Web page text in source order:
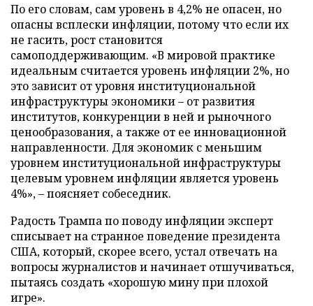
По его словам, сам уровень в 4,2% не опасен, но
опасны всплески инфляции, потому что если их
не гасить, рост становится
самоподдерживающим. «В мировой практике
идеальным считается уровень инфляции 2%, но
это зависит от уровня институциональной
инфраструктуры экономики – от развития
институтов, конкуренции в ней и рыночного
ценообразования, а также от ее инновационной
направленности. Для экономик с меньшим
уровнем институциональной инфраструктуры
целевым уровнем инфляции является уровень
4%», – поясняет собеседник.
Радость Трампа по поводу инфляции эксперт
списывает на странное поведение президента
США, который, скорее всего, устал отвечать на
вопросы журналистов и начинает отшучиваться,
пытаясь создать «хорошую мину при плохой
игре».